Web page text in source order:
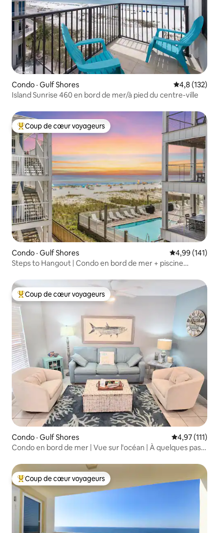
Condo · Gulf Shores Note
4,8 (132)
Island Sunrise 460 en bord de mer/à pied du centre-ville
Coup de cœur voyageurs parmi les plus aimés
Coup de cœur voyageurs
Condo · Gulf Shores Note
4,99 (141)
Steps to Hangout | Condo en bord de mer + piscine
Coup de cœur voyageurs parmi les plus aimés
Coup de cœur voyageurs
Condo · Gulf Shores Note
4,97 (111)
Condo en bord de mer | Vue sur l'océan | À quelques pas
Coup de cœur voyageurs parmi les plus aimés
Coup de cœur voyageurs